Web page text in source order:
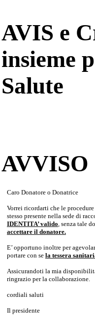
AVIS e
insieme
Salute
Caro Donatore o Donatrice
Vorrei ricordarti che le
stesso presente nella sede di
IDENTITA’ valido, senza tale
accettare il donatore.
E’ opportuno inoltre per
portare con se la tessera
Assicurandoti la mia
ringrazio per la collaborazione.
cordiali saluti
Il presidente